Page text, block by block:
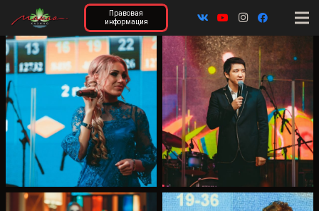
Правовая
информация